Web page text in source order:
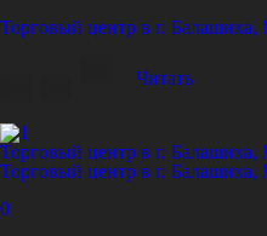
Торговый центр в г. Балашиха,
Читать
Торговый центр в г. Балашиха,
Торговый центр в г. Балашиха,
0